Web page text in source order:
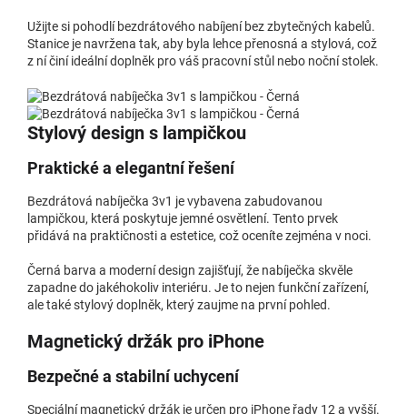
Užijte si pohodlí bezdrátového nabíjení bez zbytečných kabelů.
Stanice je navržena tak, aby byla lehce přenosná a stylová, což
z ní činí ideální doplněk pro váš pracovní stůl nebo noční stolek.
Stylový design s lampičkou
Praktické a elegantní řešení
Bezdrátová nabíječka 3v1 je vybavena zabudovanou
lampičkou, která poskytuje jemné osvětlení. Tento prvek
přidává na praktičnosti a estetice, což oceníte zejména v noci.
Černá barva a moderní design zajišťují, že nabíječka skvěle
zapadne do jakéhokoliv interiéru. Je to nejen funkční zařízení,
ale také stylový doplněk, který zaujme na první pohled.
Magnetický držák pro iPhone
Bezpečné a stabilní uchycení
Speciální magnetický držák je určen pro iPhone řady 12 a vyšší.